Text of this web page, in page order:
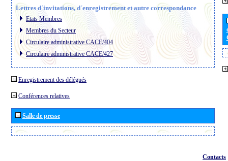
Lettres d´invitations, d´enregistrement et autre correspondance
Etats Membres
Membres du Secteur
Circulaire administrative CACE/404
Circulaire administrative CACE/427
Enregistrement des délégués
Conférences relatives
Salle de presse
Contacts